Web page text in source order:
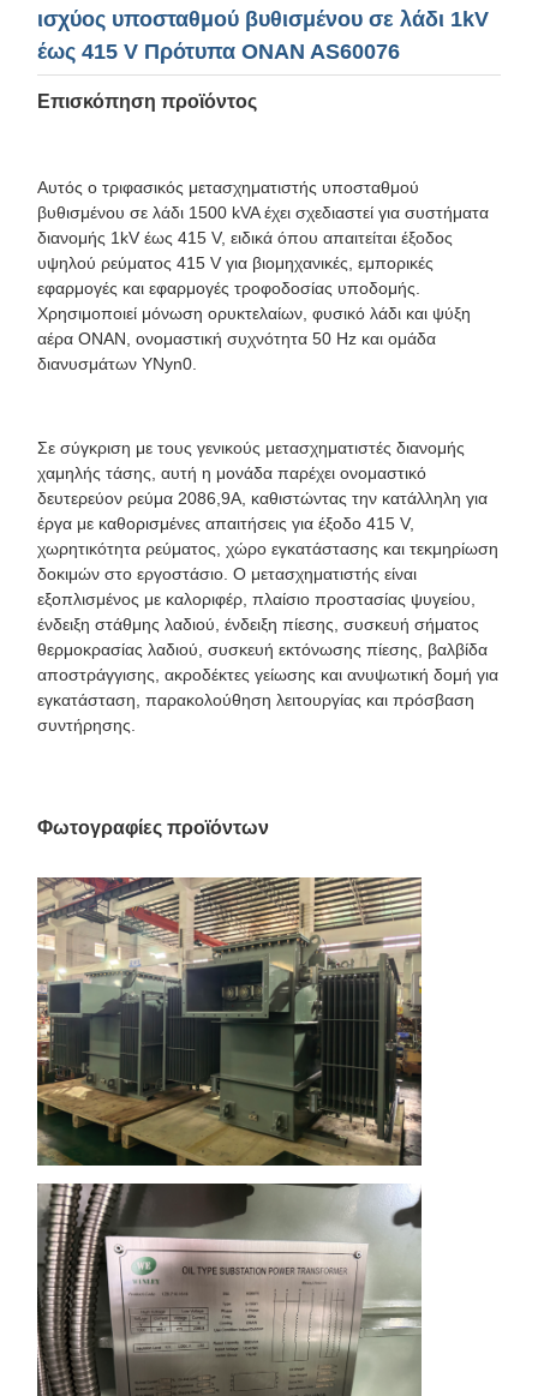
ισχύος υποσταθμού βυθισμένου σε λάδι 1kV
έως 415 V Πρότυπα ONAN AS60076
Επισκόπηση προϊόντος
Αυτός ο τριφασικός μετασχηματιστής υποσταθμού
βυθισμένου σε λάδι 1500 kVA έχει σχεδιαστεί για συστήματα
διανομής 1kV έως 415 V, ειδικά όπου απαιτείται έξοδος
υψηλού ρεύματος 415 V για βιομηχανικές, εμπορικές
εφαρμογές και εφαρμογές τροφοδοσίας υποδομής.
Χρησιμοποιεί μόνωση ορυκτελαίων, φυσικό λάδι και ψύξη
αέρα ONAN, ονομαστική συχνότητα 50 Hz και ομάδα
διανυσμάτων YNyn0.
Σε σύγκριση με τους γενικούς μετασχηματιστές διανομής
χαμηλής τάσης, αυτή η μονάδα παρέχει ονομαστικό
δευτερεύον ρεύμα 2086,9A, καθιστώντας την κατάλληλη για
έργα με καθορισμένες απαιτήσεις για έξοδο 415 V,
χωρητικότητα ρεύματος, χώρο εγκατάστασης και τεκμηρίωση
δοκιμών στο εργοστάσιο. Ο μετασχηματιστής είναι
εξοπλισμένος με καλοριφέρ, πλαίσιο προστασίας ψυγείου,
ένδειξη στάθμης λαδιού, ένδειξη πίεσης, συσκευή σήματος
θερμοκρασίας λαδιού, συσκευή εκτόνωσης πίεσης, βαλβίδα
αποστράγγισης, ακροδέκτες γείωσης και ανυψωτική δομή για
εγκατάσταση, παρακολούθηση λειτουργίας και πρόσβαση
συντήρησης.
Φωτογραφίες προϊόντων